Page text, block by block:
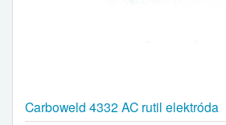
Carboweld 4332 AC rutil elektróda